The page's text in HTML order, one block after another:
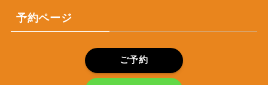
予約ページ
ご予約